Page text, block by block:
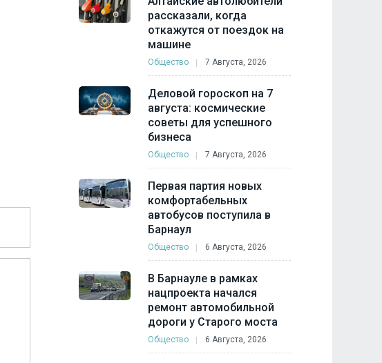
рассказали, когда
откажутся от поездок на
машине
Общество 7 Августа, 2026
Деловой гороскоп на 7
августа: космические
советы для успешного
бизнеса
Общество 7 Августа, 2026
Первая партия новых
комфортабельных
автобусов поступила в
Барнаул
Общество 6 Августа, 2026
В Барнауле в рамках
нацпроекта начался
ремонт автомобильной
дороги у Старого моста
Общество 6 Августа, 2026